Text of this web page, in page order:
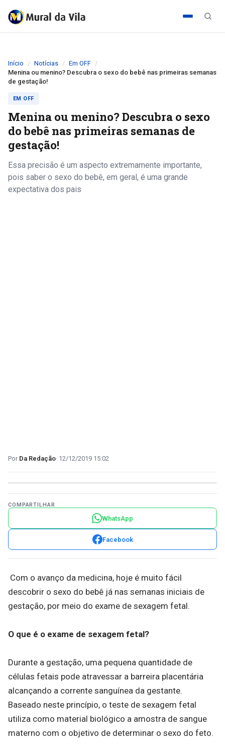
Início Notícias
Em OFF
Menina ou menino? Descubra o sexo do bebê nas primeiras semanas
de gestação!
EM OFF
Menina ou menino? Descubra o sexo
do bebê nas primeiras semanas de
gestação!
Essa precisão é um aspecto extremamente importante,
pois saber o sexo do bebê, em geral, é uma grande
expectativa dos pais
Da Redação 12/12/2019 15:02
COMPARTILHAR
WhatsApp
Facebook
Com o avanço da medicina, hoje é muito fácil
descobrir o sexo do bebê já nas semanas iniciais de
gestação, por meio do exame de sexagem fetal.
O que é o exame de sexagem fetal?
Durante a gestação, uma pequena quantidade de
células fetais pode atravessar a barreira placentária
alcançando a corrente sanguínea da gestante.
Baseado neste princípio, o teste de sexagem fetal
utiliza como material biológico a amostra de sangue
materno com o objetivo de determinar o sexo do feto.